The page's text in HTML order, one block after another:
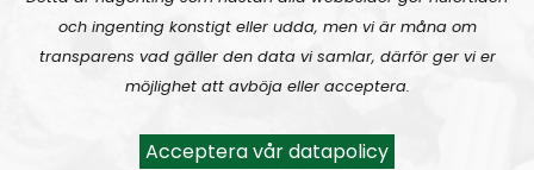
så vill staten påtvinga dig att prioritera alla barn lika, för
de har samma värde, för alla. Det kan te sig som
nonsens, en självklarhet att detta är galenskap, men
konsekvenserna kan man se då man talar med folk på
och ingenting konstigt eller udda, men vi är måna om
transparens vad gäller den data vi samlar, därför ger vi er
möjlighet att avböja eller acceptera.
Acceptera vår datapolicy